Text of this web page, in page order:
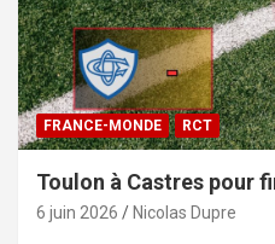
FRANCE-MONDE RCT
Toulon à Castres pour
6 juin 2026 Nicolas Dupre